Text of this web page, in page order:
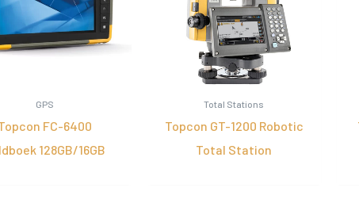
GPS
FC-6400
128GB/16GB
Total Stations
Topcon GT-1200 Robotic
Total Station